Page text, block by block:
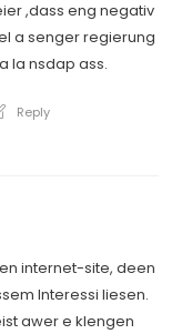
,dass eng negativ
a senger regierung
la nsdap ass.
Reply
internet-site, deen
Interessi liesen.
awer e klengen